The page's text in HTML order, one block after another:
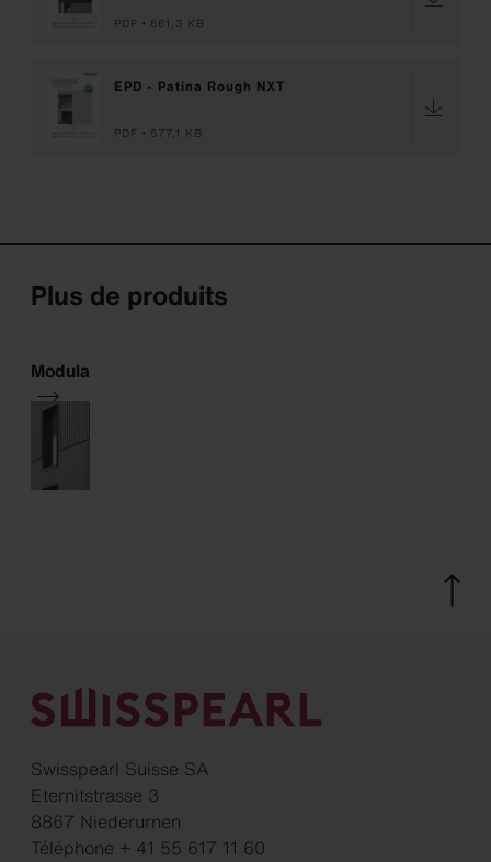
PDF 661,3 KB
EPD - Patina Rough NXT
PDF 577,1 KB
Plus de produits
Modula
Swisspearl Suisse SA
Eternitstrasse 3
8867 Niederurnen
Téléphone + 41 55 617 11 60